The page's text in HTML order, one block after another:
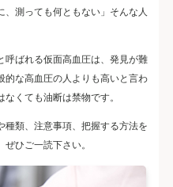
、測っても何ともない」そんな人
呼ばれる仮面高血圧は、発見が難
的な高血圧の人よりも高いと言わ
くても油断は禁物です。
種類、注意事項、把握する方法を
ひご一読下さい。